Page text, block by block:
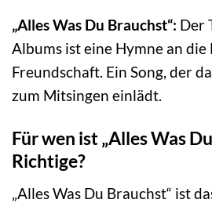
„Alles Was Du Brauchst“: Der
Albums ist eine Hymne an die
Freundschaft. Ein Song, der
zum Mitsingen einlädt.
Für wen ist „Alles Was
Richtige?
„Alles Was Du Brauchst“ ist